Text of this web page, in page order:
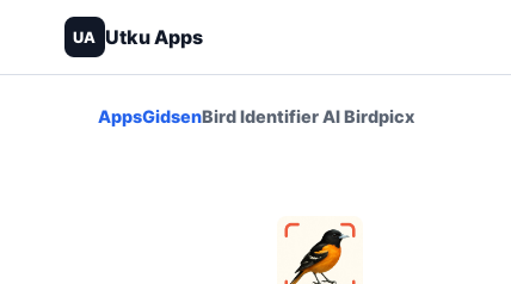
UA Utku Apps
AppsGidsenBird Identifier AI Birdpicx